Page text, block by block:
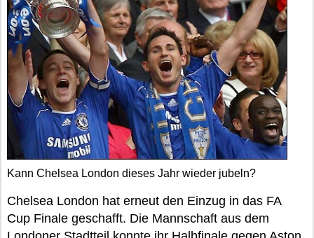
Kann Chelsea London dieses Jahr wieder jubeln?
Chelsea London hat erneut den Einzug in das FA
Cup Finale geschafft. Die Mannschaft aus dem